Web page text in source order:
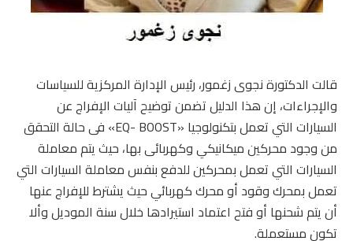
قالت الدكتورة نجوى زغمور، رئيس الإدارة المركزية للسياسات
والإجراءات، إن هذا الدليل تضمن توضيح آليات الإفراج عن
السيارات التي تعمل بتكنولوجيا «EQ- BOOST» فى حالة التحقق
من وجود محركين ميكانيكي وكهربائى بها، حيث يتم معاملة
السيارات التي تعمل بمحركين للدفع بنفس معاملة السيارات التي
تعمل بمحرك وقود أو محرك كهربائي حيث يشترط للإفراج عنها
أن يتم شحنها أو فتح اعتماد استيرادها خلال سنة الموديل وألا
تكون مستعملة.